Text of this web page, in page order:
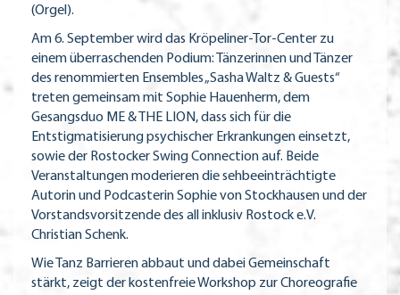
(Orgel).
Am 6. September wird das Kröpeliner-Tor-Center zu
einem überraschenden Podium: Tänzerinnen und Tänzer
des renommierten Ensembles „Sasha Waltz & Guests“
treten gemeinsam mit Sophie Hauenherm, dem
Gesangsduo ME & THE LION, dass sich für die
Entstigmatisierung psychischer Erkrankungen einsetzt,
sowie der Rostocker Swing Connection auf. Beide
Veranstaltungen moderieren die sehbeeinträchtigte
Autorin und Podcasterin Sophie von Stockhausen und der
Vorstandsvorsitzende des all inklusiv Rostock e.V.
Christian Schenk.
Wie Tanz Barrieren abbaut und dabei Gemeinschaft
stärkt, zeigt der kostenfreie Workshop zur Choreografie